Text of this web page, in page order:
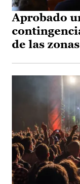
Aprobado
de las